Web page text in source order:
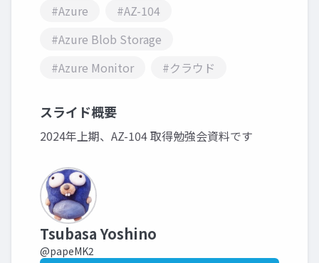
#Azure
#AZ-104
#Azure Blob Storage
#Azure Monitor
#クラウド
スライド概要
2024年上期、AZ-104 取得勉強会資料です
Tsubasa Yoshino
@papeMK2